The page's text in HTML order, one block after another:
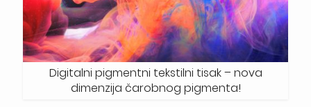
Digitalni pigmentni tekstilni tisak – nova
dimenzija čarobnog pigmenta!